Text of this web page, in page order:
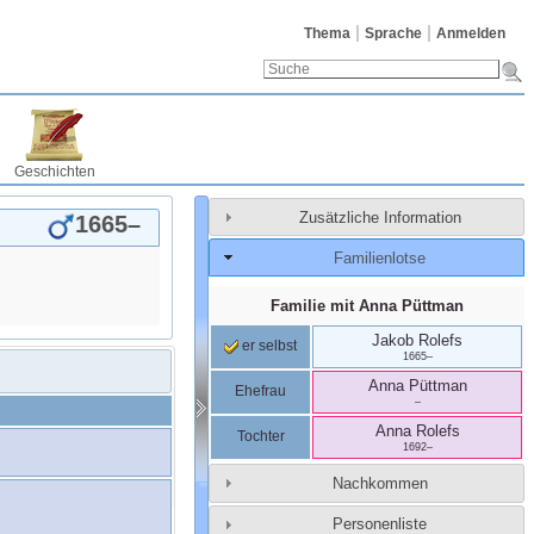
Thema Sprache Anmelden
Geschichten
1665– Zusätzliche Information
Familienlotse
Familie mit Anna Püttman
er selbst Jakob Rolefs
1665–
Ehefrau Anna Püttman
–
Tochter Anna Rolefs
1692–
Nachkommen
Personenliste